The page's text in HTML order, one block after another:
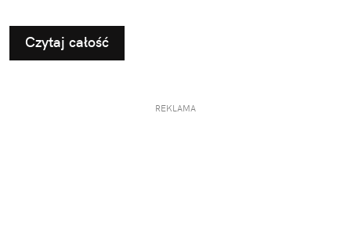
Czytaj całość
REKLAMA